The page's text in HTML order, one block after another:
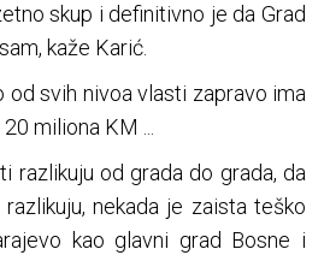
skup i definitivno je da Grad
kaže Karić.
od svih nivoa vlasti zapravo ima
miliona KM ...
razlikuju od grada do grada, da
nekada je zaista teško
kao glavni grad Bosne i